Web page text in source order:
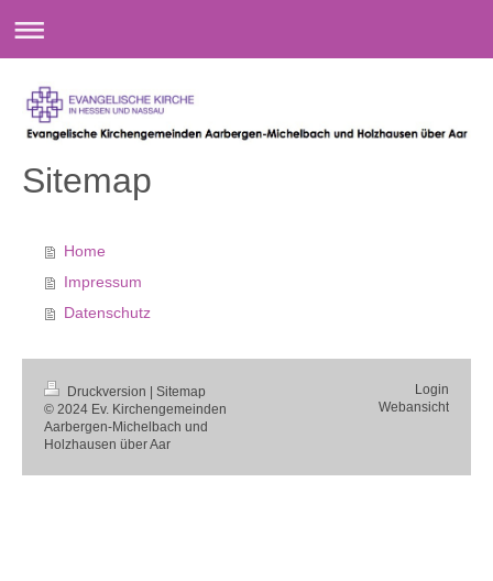
Sitemap
Home
Impressum
Datenschutz
Druckversion | Sitemap
© 2024 Ev. Kirchengemeinden
Aarbergen-Michelbach und
Holzhausen über Aar
Login
Webansicht